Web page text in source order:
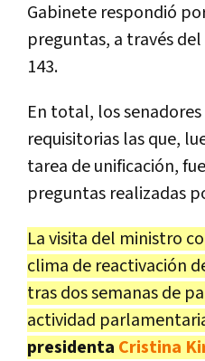
Gabinete respondió
preguntas, a través
143.
En total, los
requisitorias las que,
tarea de unificación,
preguntas realizadas
La visita del ministro
clima de reactivación
tras dos semanas de
actividad
presidenta Cristina